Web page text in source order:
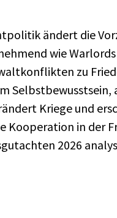
ändert die
wie
zu
Selbstbewusstsein,
Kriege und
in der
2026